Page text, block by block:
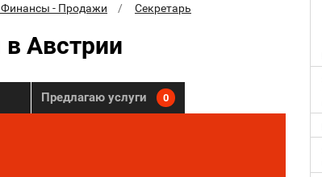
Финансы - Продажи Секретарь
Австрии
Предлагаю услуги 0